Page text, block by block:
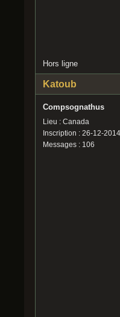
Hors ligne
Katoub
Compsognathus
Lieu : Canada
Inscription : 26-12-2014
Messages : 106